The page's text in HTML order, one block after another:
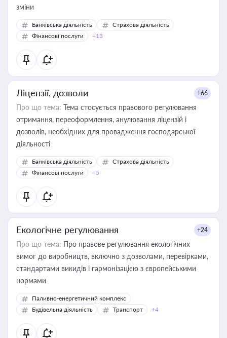
зміни
Банківська діяльність
Страхова діяльність
Фінансові послуги
+13
Ліцензії, дозволи +66
Про що тема: Тема стосується правового регулювання
отримання, переоформлення, анулювання ліцензій і
дозволів, необхідних для провадження господарської
діяльності
Банківська діяльність
Страхова діяльність
Фінансові послуги
+5
Екологічне регулювання +24
Про що тема: Про правове регулювання екологічних
вимог до виробництв, включно з дозволами, перевірками,
стандартами викидів і гармонізацією з європейськими
нормами
Паливно-енергетичний комплекс
Будівельна діяльність
Транспорт +4